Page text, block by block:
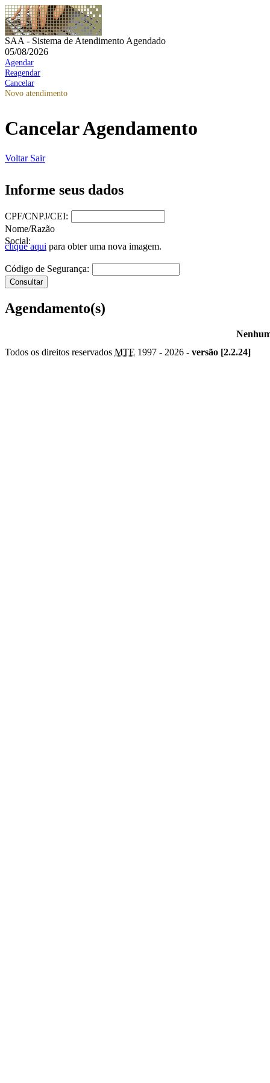
SAA - Sistema de Atendimento Agendado
05/08/2026
Agendar
Reagendar
Cancelar
Novo atendimento
Cancelar Agendamento
Voltar Sair
Informe seus dados
CPF/CNPJ/CEI:
Nome/Razão
Social:
clique aqui para obter uma nova imagem.
Código de Segurança:
Agendamento(s)
Todos os direitos reservados MTE 1997 - 2026 - versão [2.2.24]